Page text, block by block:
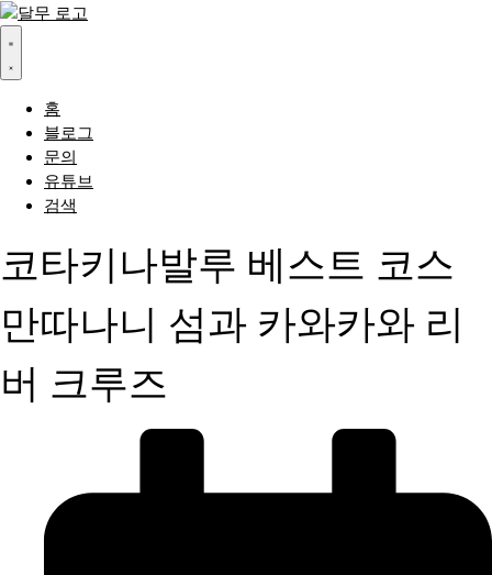
콘
텐
로
홈
블로그
문의
유튜브
검색
코타키나발루 베스트 코스
만따나니 섬과 카와카와 리
버 크루즈